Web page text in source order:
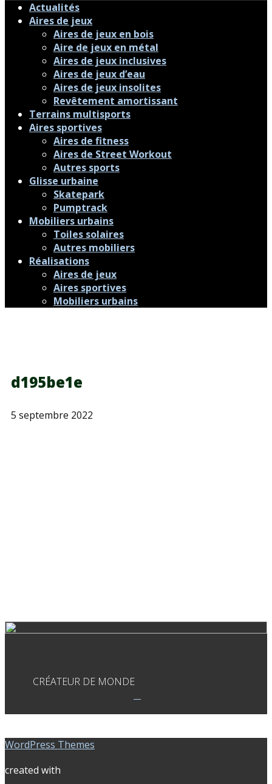
Actualités
Aires de jeux
Aires de jeux en bois
Aire de jeux en métal
Aires de jeux inclusives
Aires de jeux d’eau
Aires de jeux insolites
Revêtement amortissant
Terrains multisports
Aires sportives
Aires de fitness
Aires de Street Workout
Autres sports
Glisse urbaine
Skatepark
Pumptrack
Mobiliers urbains
Toiles solaires
Autres mobiliers
Réalisations
Aires de jeux
Aires sportives
Mobiliers urbains
d195be1e
5 septembre 2022
CRÉATEUR DE MONDE
WordPress Themes
created with